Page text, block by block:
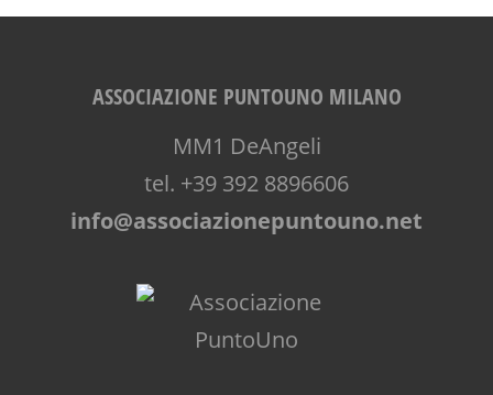
ASSOCIAZIONE PUNTOUNO MILANO
MM1 DeAngeli
tel. +39 392 8896606
info@associazionepuntouno.net